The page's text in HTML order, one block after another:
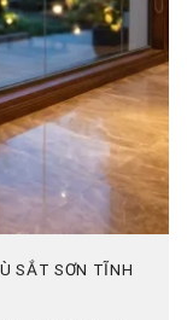
SẮT SƠN TĨNH